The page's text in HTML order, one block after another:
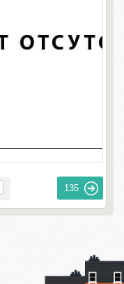
135